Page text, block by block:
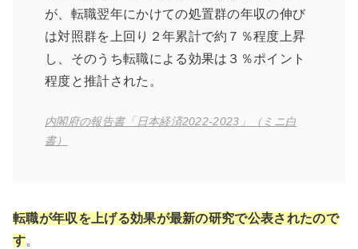
が、転職翌年にかけての処置群の年収の伸び
は対照群を上回り２年累計で約７％程度上昇
し、そのうち転職による効果は３％ポイント
程度と推計された。
内閣府の報告書「日本経済2022-2023」（ミニ白
書）
転職が年収を上げる効果が最新の研究で公表されたので
す。